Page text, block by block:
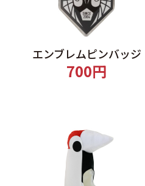
エンブレムピンバッジ
700円